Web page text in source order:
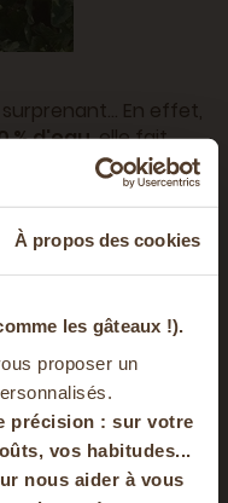
À propos des cookies
les gâteaux !).
proposer un
précision : sur votre
vos habitudes...
nous aider à vous
En effet,
% d'eau, elle fait
En période de
elle contribue à
en eau tout
de fraîcheur à
et
faire face aux
plein de bonnes
ainsi que de
particulièrement
aussi du
sur
newsletter